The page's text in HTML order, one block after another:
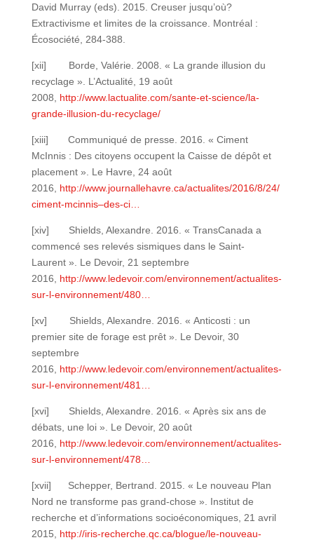
David Murray (eds). 2015. Creuser jusqu’où?
Extractivisme et limites de la croissance. Montréal :
Écosociété, 284-388.
[xii] Borde, Valérie. 2008. « La grande illusion du
recyclage ». L’Actualité, 19 août
2008, http://www.lactualite.com/sante-et-science/la-
grande-illusion-du-recyclage/
[xiii] Communiqué de presse. 2016. « Ciment
McInnis : Des citoyens occupent la Caisse de dépôt et
placement ». Le Havre, 24 août
2016, http://www.journallehavre.ca/actualites/2016/8/24/
ciment-mcinnis–des-ci…
[xiv] Shields, Alexandre. 2016. « TransCanada a
commencé ses relevés sismiques dans le Saint-
Laurent ». Le Devoir, 21 septembre
2016, http://www.ledevoir.com/environnement/actualites-
sur-l-environnement/480…
[xv] Shields, Alexandre. 2016. « Anticosti : un
premier site de forage est prêt ». Le Devoir, 30
septembre
2016, http://www.ledevoir.com/environnement/actualites-
sur-l-environnement/481…
[xvi] Shields, Alexandre. 2016. « Après six ans de
débats, une loi ». Le Devoir, 20 août
2016, http://www.ledevoir.com/environnement/actualites-
sur-l-environnement/478…
[xvii] Schepper, Bertrand. 2015. « Le nouveau Plan
Nord ne transforme pas grand-chose ». Institut de
recherche et d’informations socioéconomiques, 21 avril
2015, http://iris-recherche.qc.ca/blogue/le-nouveau-